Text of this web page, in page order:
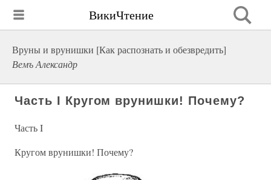
ВикиЧтение
Вруны и врунишки [Как распознать и обезвредить]
Вемъ Александр
Часть I Кругом врунишки! Почему?
Часть I
Кругом врунишки! Почему?